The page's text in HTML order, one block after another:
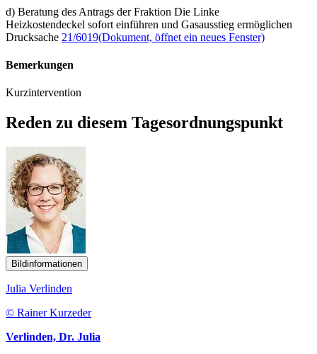
d) Beratung des Antrags der Fraktion Die Linke
Heizkostendeckel sofort einführen und Gasausstieg ermöglichen
Drucksache 21/6019(Dokument, öffnet ein neues Fenster)
Bemerkungen
Kurzintervention
Reden zu diesem Tagesordnungspunkt
Bildinformationen
Julia Verlinden
© Rainer Kurzeder
Verlinden, Dr. Julia